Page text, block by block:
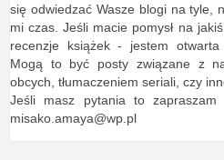
się odwiedzać Wasze blogi na tyle,
mi czas. Jeśli macie pomysł na
recenzje książek - jestem
Mogą to być posty związane z
obcych, tłumaczeniem seriali, czy
Jeśli masz pytania to zapraszam
misako.amaya@wp.pl